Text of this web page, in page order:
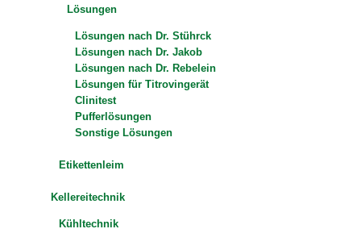
Lösungen
Lösungen nach Dr. Stührck
Lösungen nach Dr. Jakob
Lösungen nach Dr. Rebelein
Lösungen für Titrovingerät
Clinitest
Pufferlösungen
Sonstige Lösungen
Etikettenleim
Kellereitechnik
Kühltechnik